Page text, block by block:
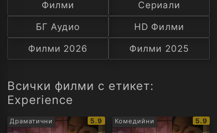
Ф
С
А
Филми
Сериали
БГ Аудио
HD Филми
Филми 2026
Филми 2025
Всички филми с етикет:
Experience
Драматични
IMDb
рейтинг:
5.9 Комедийни
IMDb
5.9